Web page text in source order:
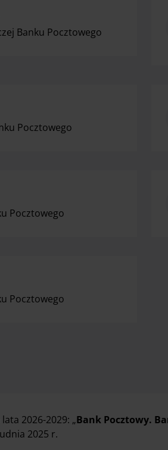
Banku Pocztowego
Pocztowego
Pocztowego
Pocztowego
2026-2029: „Bank Pocztowy.
2025 r.